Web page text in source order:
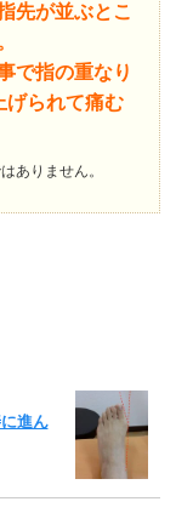
先が並ぶとこ
で指の重なり
げられて痛む
ありません。
進ん